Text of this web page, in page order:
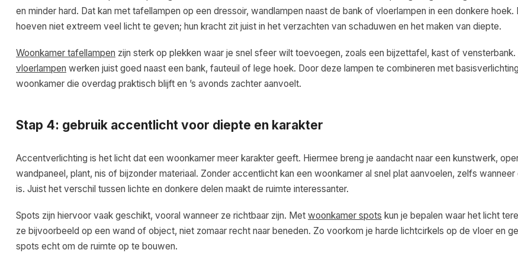
en minder hard. Dat kan met tafellampen op een dressoir, wandlampen naast de bank of vloerlampen in een donkere hoek.
hoeven niet extreem veel licht te geven; hun kracht zit juist in het verzachten van schaduwen en het maken van diepte.
Woonkamer tafellampen zijn sterk op plekken waar je snel sfeer wilt toevoegen, zoals een bijzettafel, kast of vensterbank.
vloerlampen werken juist goed naast een bank, fauteuil of lege hoek. Door deze lampen te combineren met
woonkamer die overdag praktisch blijft en ’s avonds zachter aanvoelt.
Stap 4: gebruik accentlicht voor diepte en karakter
Accentverlichting is het licht dat een woonkamer meer karakter geeft. Hiermee breng je aandacht naar een kunstwerk,
wandpaneel, plant, nis of bijzonder materiaal. Zonder accentlicht kan een woonkamer al snel plat aanvoelen, zelfs
is. Juist het verschil tussen lichte en donkere delen maakt de ruimte interessanter.
Spots zijn hiervoor vaak geschikt, vooral wanneer ze richtbaar zijn. Met woonkamer spots kun je bepalen waar het licht
ze bijvoorbeeld op een wand of object, niet zomaar recht naar beneden. Zo voorkom je harde lichtcirkels op de vloer en
spots echt om de ruimte op te bouwen.